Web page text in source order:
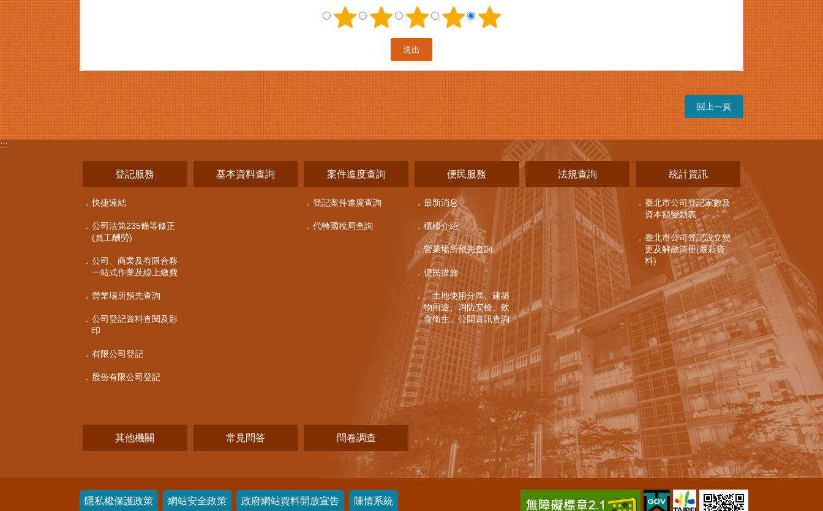
回上一頁
:::
登記服務
快捷連結
公司法第235條等修正
(員工酬勞)
公司、商業及有限合夥
一站式作業及線上繳費
營業場所預先查詢
公司登記資料查閱及影
印
有限公司登記
股份有限公司登記
基本資料查詢 案件進度查詢
登記案件進度查詢
代轉國稅局查詢
便民服務
最新消息
櫃檯介紹
營業場所預先查詢
便民措施
「土地使用分區、建築
物用途、消防安檢、飲
食衛生」公開資訊查詢
法規查詢 統計資訊
臺北市公司登記家數及
資本額變動表
臺北市公司登記設立變
更及解散清冊(最新資
料)
其他機關 常見問答 問卷調查
隱私權保護政策 網站安全政策 政府網站資料開放宣告 陳情系統